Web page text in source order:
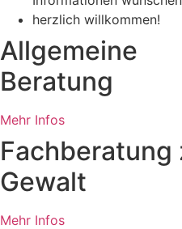
herzlich willkommen!
Allgemeine
Beratung
Mehr Infos
Fachberatung
Gewalt
Mehr Infos